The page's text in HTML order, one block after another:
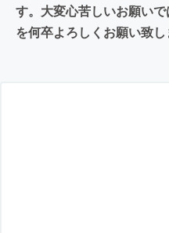
す。大変心苦しいお願い
を何卒よろしくお願い致し